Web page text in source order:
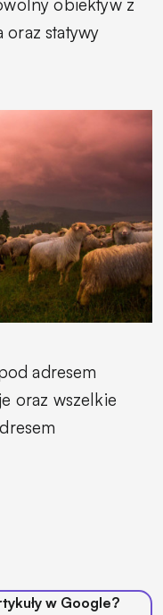
statywy
adresem
oraz wszelkie
w Google?